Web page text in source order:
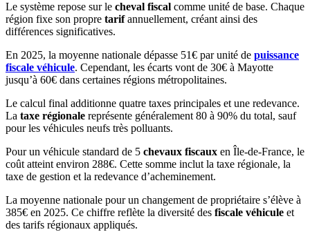
Le système repose sur le cheval fiscal comme unité de base. Chaque
région fixe son propre tarifannuellement, créant ainsi des
différences significatives.
En 2025, la moyenne nationale dépasse 51€ par unité de puissance
fiscale véhicule. Cependant, les écarts vont de 30€ à Mayotte
jusqu’à 60€ dans certaines régions métropolitaines.
Le calcul final additionne quatre taxes principales et une redevance.
La taxe régionale représente généralement 80 à 90% du total, sauf
pour les véhicules neufs très polluants.
Pour un véhicule standard de 5 chevaux fiscaux en Île-de-France, le
coût atteint environ 288€. Cette somme inclut la taxe régionale, la
taxe de gestion et la redevance d’acheminement.
La moyenne nationale pour un changement de propriétaire s’élève à
385€ en 2025. Ce chiffre reflète la diversité des fiscale véhicule et
des tarifs régionaux appliqués.